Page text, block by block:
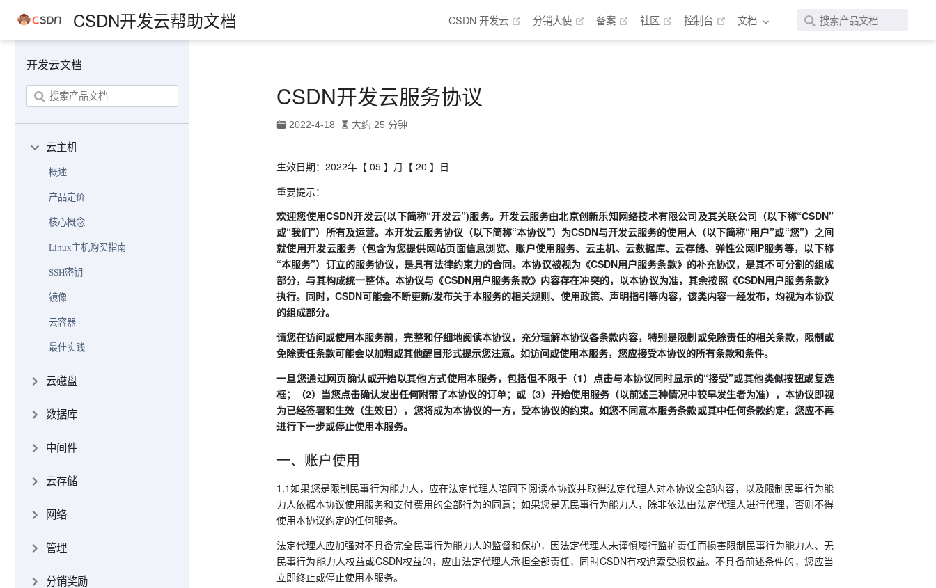
CSDN开发云帮助文档 CSDN 开发云 (opens new window)
分销大使 (opens new window)
备案 (opens new window)
社区 (opens new window)
控制台 (opens new window)
文档
开发云文档
云主机
概述
产品定价
核心概念
Linux主机购买指南
SSH密钥
镜像
云容器
最佳实践
云磁盘
数据库
中间件
云存储
网络
管理
分销奖励
CSDN开发云服务协议
2022-4-18 大约 25 分钟
生效日期：2022年【 05 】月【 20 】日
重要提示：
欢迎您使用CSDN开发云(以下简称“开发云”)服务。开发云服务由北京创新乐知网络技术有限公司及其关联公司（以下称“CSDN”
或“我们”）所有及运营。本开发云服务协议（以下简称“本协议”）为CSDN与开发云服务的使用人（以下简称“用户”或“您”）之间
就使用开发云服务（包含为您提供网站页面信息浏览、账户使用服务、云主机、云数据库、云存储、弹性公网IP服务等，以下称
“本服务”）订立的服务协议，是具有法律约束力的合同。本协议被视为《CSDN用户服务条款》的补充协议，是其不可分割的组成
部分，与其构成统一整体。本协议与《CSDN用户服务条款》内容存在冲突的，以本协议为准，其余按照《CSDN用户服务条款》
执行。同时，CSDN可能会不断更新/发布关于本服务的相关规则、使用政策、声明指引等内容，该类内容一经发布，均视为本协议
的组成部分。
请您在访问或使用本服务前，完整和仔细地阅读本协议，充分理解本协议各条款内容，特别是限制或免除责任的相关条款，限制或
免除责任条款可能会以加粗或其他醒目形式提示您注意。如访问或使用本服务，您应接受本协议的所有条款和条件。
一旦您通过网页确认或开始以其他方式使用本服务，包括但不限于（1）点击与本协议同时显示的“接受”或其他类似按钮或复选
框；（2）当您点击确认发出任何附带了本协议的订单；或（3）开始使用服务（以前述三种情况中较早发生者为准），本协议即视
为已经签署和生效（生效日），您将成为本协议的一方，受本协议的约束。如您不同意本服务条款或其中任何条款约定，您应不再
进行下一步或停止使用本服务。
一、账户使用
1.1如果您是限制民事行为能力人，应在法定代理人陪同下阅读本协议并取得法定代理人对本协议全部内容，以及限制民事行为能
力人依据本协议使用服务和支付费用的全部行为的同意；如果您是无民事行为能力人，除非依法由法定代理人进行代理，否则不得
使用本协议约定的任何服务。
法定代理人应加强对不具备完全民事行为能力人的监督和保护，因法定代理人未谨慎履行监护责任而损害限制民事行为能力人、无
民事行为能力人权益或CSDN权益的，应由法定代理人承担全部责任，同时CSDN有权追索受损权益。不具备前述条件的，您应当
立即终止或停止使用本服务。